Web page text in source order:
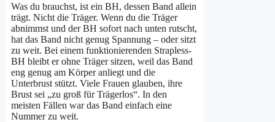
Was du brauchst, ist ein BH, dessen Band allein
trägt. Nicht die Träger. Wenn du die Träger
abnimmst und der BH sofort nach unten rutscht,
hat das Band nicht genug Spannung – oder sitzt
zu weit. Bei einem funktionierenden Strapless-
BH bleibt er ohne Träger sitzen, weil das Band
eng genug am Körper anliegt und die
Unterbrust stützt. Viele Frauen glauben, ihre
Brust sei „zu groß für Trägerlos“. In den
meisten Fällen war das Band einfach eine
Nummer zu weit.